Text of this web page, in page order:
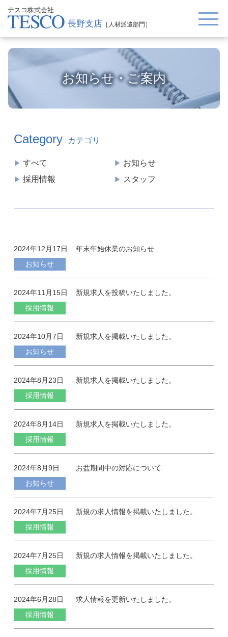
テスコ株式会社
長野支店 ［人材派遣部門］
お知らせ・ご案内
Category カテゴリ
すべて
お知らせ
採用情報
スタッフ
2024年12月17日
お知らせ
年末年始休業のお知らせ
2024年11月15日
採用情報
新規求人を投稿いたしました。
2024年10月7日
お知らせ
新規求人を掲載いたしました。
2024年8月23日
採用情報
新規求人を掲載いたしました。
2024年8月14日
採用情報
新規求人を掲載いたしました。
2024年8月9日
お知らせ
お盆期間中の対応について
2024年7月25日
採用情報
新規の求人情報を掲載いたしました。
2024年7月25日
採用情報
新規の求人情報を掲載いたしました。
2024年6月28日
採用情報
求人情報を更新いたしました。